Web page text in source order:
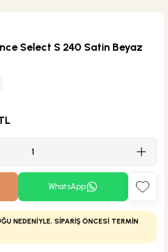
Select S 240 Satin Beyaz
WhatsApp
NEDENİYLE. SİPARİŞ ÖNCESİ TERMİN